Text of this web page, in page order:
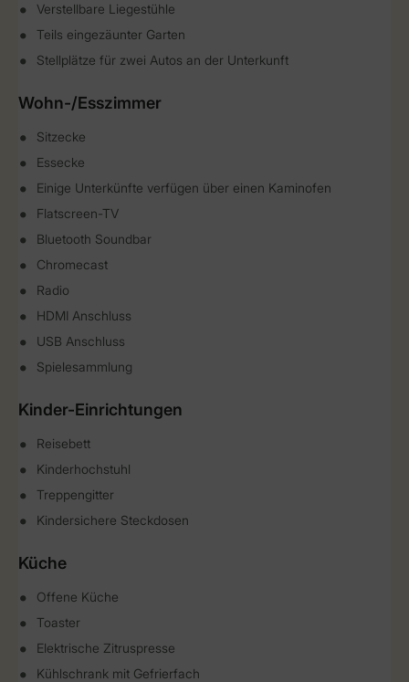
Verstellbare Liegestühle
Teils eingezäunter Garten
Stellplätze für zwei Autos an der Unterkunft
Wohn-/Esszimmer
Sitzecke
Essecke
Einige Unterkünfte verfügen über einen Kaminofen
Flatscreen-TV
Bluetooth Soundbar
Chromecast
Radio
HDMI Anschluss
USB Anschluss
Spielesammlung
Kinder-Einrichtungen
Reisebett
Kinderhochstuhl
Treppengitter
Kindersichere Steckdosen
Küche
Offene Küche
Toaster
Elektrische Zitruspresse
Kühlschrank mit Gefrierfach